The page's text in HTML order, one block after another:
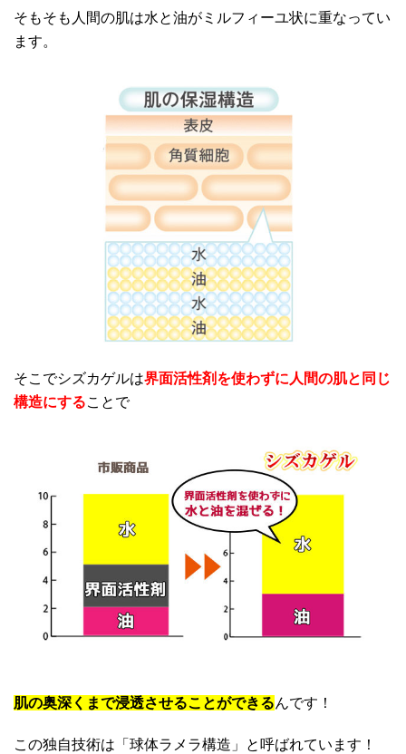
そもそも人間の肌は水と油がミルフィーユ状に重なってい
ます。
そこでシズカゲルは界面活性剤を使わずに人間の肌と同じ
構造にすることで
肌の奥深くまで浸透させることができるんです！
この独自技術は「球体ラメラ構造」と呼ばれています！